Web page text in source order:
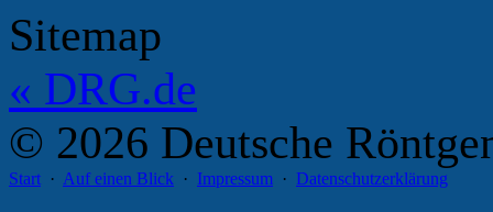
Sitemap
« DRG.de
© 2026 Deutsche
Start · Auf einen Blick · Impressum · Datenschutzerklärung